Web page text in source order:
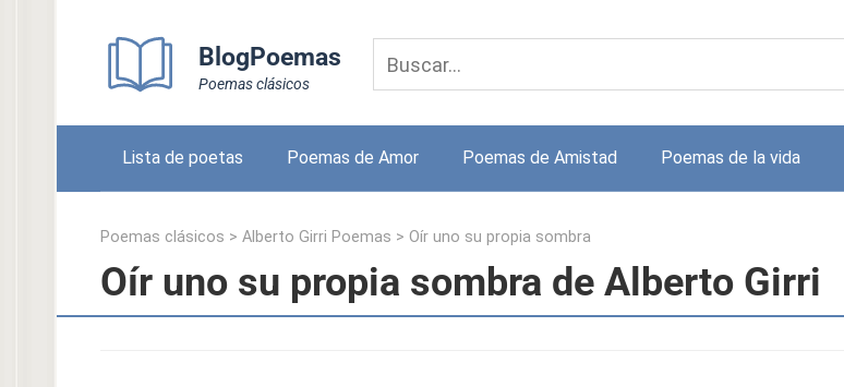
BlogPoemas
Poemas clásicos
Lista de poetas Poemas de Amor Poemas de Amistad Poemas de la vida
Poemas clásicos > Alberto Girri Poemas > Oír uno su propia sombra
Oír uno su propia sombra de Alberto Girri